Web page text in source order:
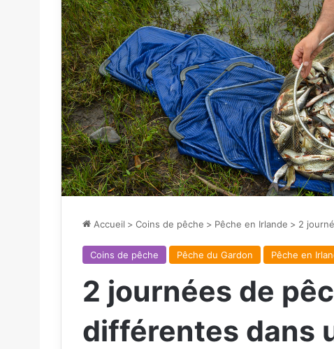
Accueil > Coins de pêche > Pêche en Irlande > 2
Coins de pêche Pêche du Gardon Pêche en
2 journées de
différentes dans